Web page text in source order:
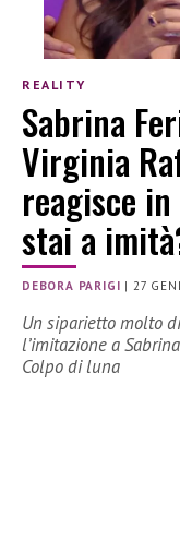
REALITY
Sabrina
Virginia
reagisce
stai a
DEBORA PARIGI | 27
Un siparietto molto
l’imitazione a
Colpo di luna